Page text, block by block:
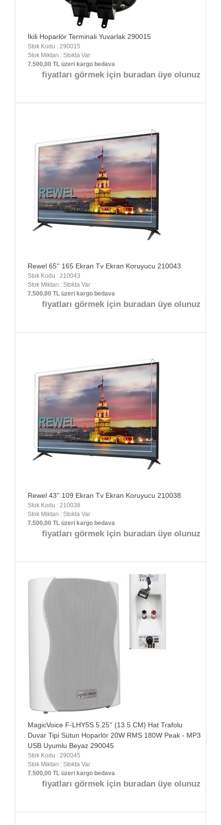
İkili Hoparlör Terminali Yuvarlak 290015
Stok Kodu : 290015
Stok Miktarı : Stokta Var
7.500,00 TL üzeri kargo bedava
fiyatları görmek için buradan üye olunuz
Rewel 65'' 165 Ekran Tv Ekran Koruyucu 210043
Stok Kodu : 210043
Stok Miktarı : Stokta Var
7.500,00 TL üzeri kargo bedava
fiyatları görmek için buradan üye olunuz
Rewel 43'' 109 Ekran Tv Ekran Koruyucu 210038
Stok Kodu : 210038
Stok Miktarı : Stokta Var
7.500,00 TL üzeri kargo bedava
fiyatları görmek için buradan üye olunuz
MagicVoice F-LHY5S 5.25'' (13.5 CM) Hat Trafolu
Duvar Tipi Sütun Hoparlör 20W RMS 180W Peak - MP3
USB Uyumlu Beyaz 290045
Stok Kodu : 290045
Stok Miktarı : Stokta Var
7.500,00 TL üzeri kargo bedava
fiyatları görmek için buradan üye olunuz